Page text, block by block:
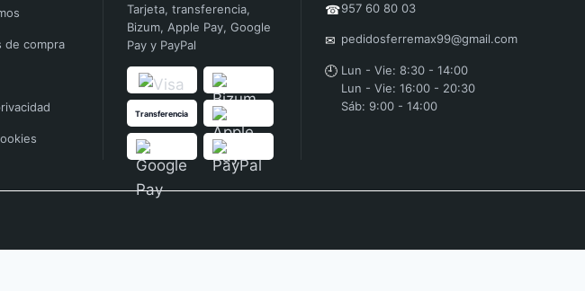
de compra
Tarjeta, transferencia,
Bizum, Apple Pay, Google
Pay y PayPal
Transferencia
☎957 60 80 03
✉ pedidosferremax99@gmail.com
🕘 Lun - Vie: 8:30 - 14:00
Lun - Vie: 16:00 - 20:30
Sáb: 9:00 - 14:00